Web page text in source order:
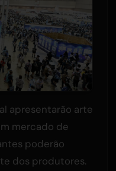
apresentarão arte
mercado de
poderão
dos produtores.